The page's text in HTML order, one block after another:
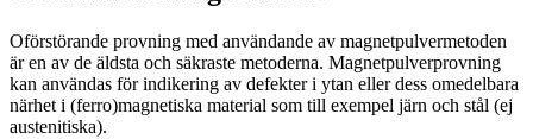
Oförstörande provning med användande av magnetpulvermetoden
är en av de äldsta och säkraste metoderna. Magnetpulverprovning
kan användas för indikering av defekter i ytan eller dess omedelbara
närhet i (ferro)magnetiska material som till exempel järn och stål (ej
austenitiska).